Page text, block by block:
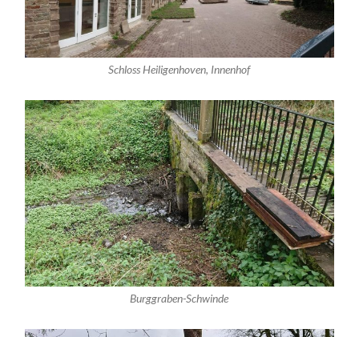
Schloss Heiligenhoven, Innenhof
Burggraben-Schwinde